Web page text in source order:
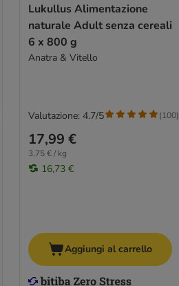
Lukullus Alimentazione
naturale Adult senza cereali
6 x 800 g
Anatra & Vitello
17,99 €
3,75 € / kg
16,73 €
Valutazione: 4.7/5 (100)
Aggiungi al carrello